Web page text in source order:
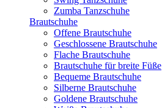
Zumba Tanzschuhe
Brautschuhe
Offene Brautschuhe
Geschlossene Brautschuhe
Flache Brautschuhe
Brautschuhe für breite Füße
Bequeme Brautschuhe
Silberne Brautschuhe
Goldene Brautschuhe